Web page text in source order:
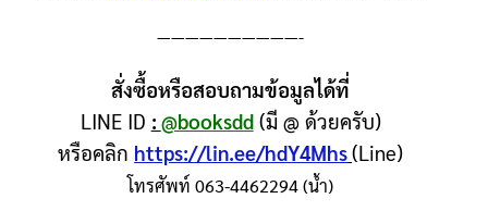
——————————-
สั่งซื้อหรือสอบถามข้อมูลได้ที่
LINE ID : @booksdd(มี @ ด้วยครับ)
หรือคลิก https://lin.ee/hdY4Mhs(Line)
โทรศัพท์ 063-4462294 (น้ำ)